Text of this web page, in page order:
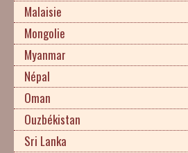
Malaisie
Mongolie
Myanmar
Népal
Oman
Ouzbékistan
Sri Lanka